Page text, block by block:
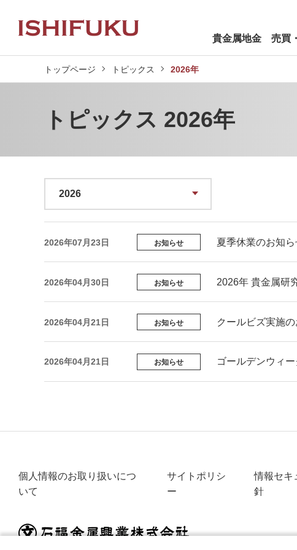
貴金属地金 売買
トップページ トピックス 2026年
トピックス 2026年
2026年07月23日 お知らせ 夏季休業のお知ら
2026年04月30日 お知らせ 2026年 貴金属研
2026年04月21日 お知らせ クールビズ実施
2026年04月21日 お知らせ ゴールデンウィ
個人情報のお取り扱いにつ
いて
サイトポリシ
ー
情報セキ
針